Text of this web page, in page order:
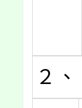
２、